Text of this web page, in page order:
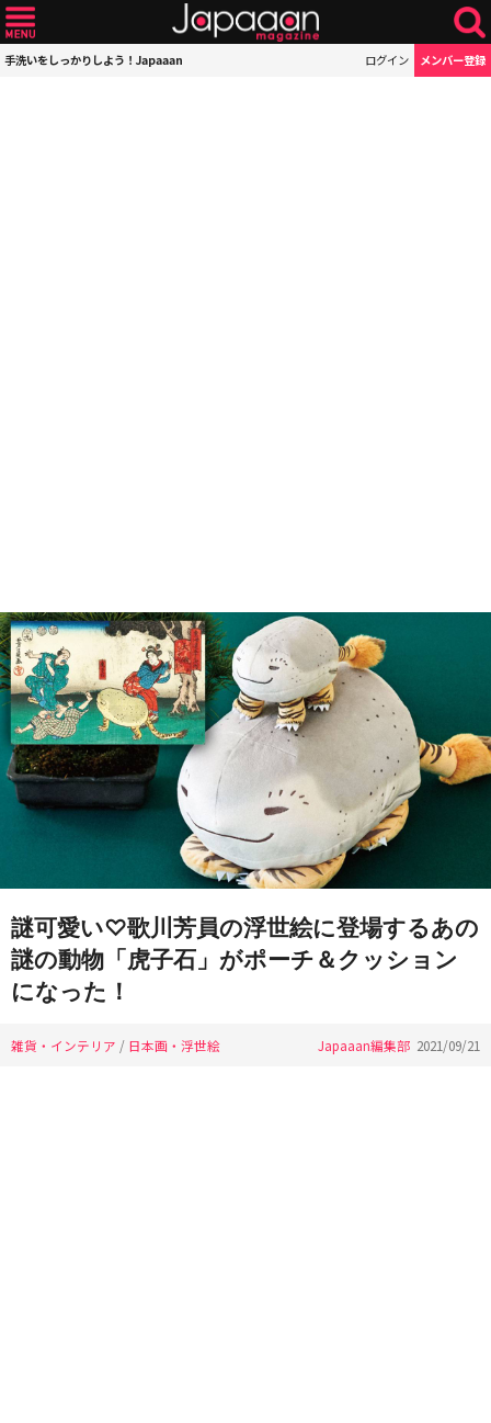
手洗いをしっかりしよう！Japaaan ログイン メンバー登録
謎可愛い♡歌川芳員の浮世絵に登場するあの
謎の動物「虎子石」がポーチ＆クッション
になった！
雑貨・インテリア / 日本画・浮世絵 Japaaan編集部 2021/09/21